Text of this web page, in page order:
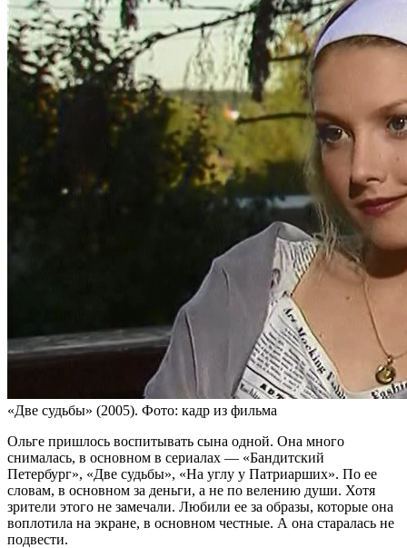
«Две судьбы» (2005). Фото: кадр из фильма
Ольге пришлось воспитывать сына одной. Она много
снималась, в основном в сериалах — «Бандитский
Петербург», «Две судьбы», «На углу у Патриарших». По ее
словам, в основном за деньги, а не по велению души. Хотя
зрители этого не замечали. Любили ее за образы, которые она
воплотила на экране, в основном честные. А она старалась не
подвести.